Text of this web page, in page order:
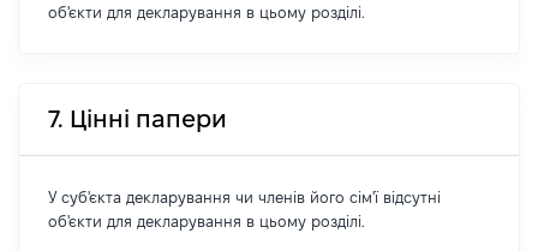
об'єкти для декларування в цьому розділі.
7. Цінні папери
У суб'єкта декларування чи членів його сім'ї відсутні
об'єкти для декларування в цьому розділі.